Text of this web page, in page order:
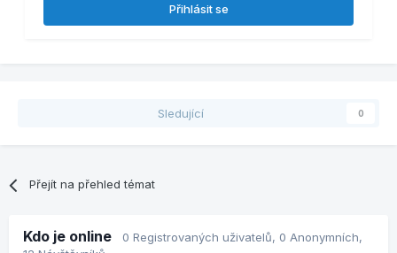
Přihlásit se
Sledující 0
Přejít na přehled témat
Kdo je online 0 Registrovaných uživatelů, 0 Anonymních,